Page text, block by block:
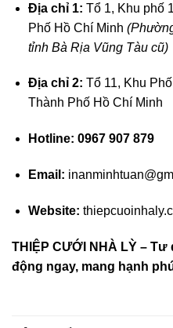
Địa chỉ 1: Tổ 1, Khu phố
Phố Hồ Chí Minh
tỉnh Bà Rịa Vũng Tàu cũ)
Địa chỉ 2: Tổ 11, Khu
Thành Phố Hồ Chí Minh
Hotline: 0967 907 879
Email:
Website:
THIỆP CƯỚI NHÀ LỲ –
động ngay, mang hạnh